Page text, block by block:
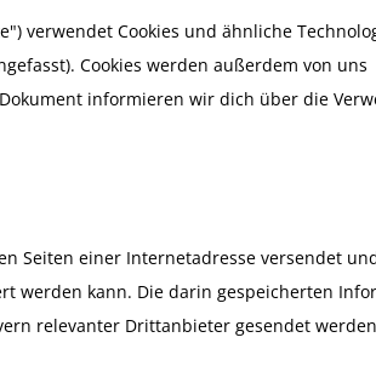
verwendet Cookies und ähnliche
Cookies werden außerdem von uns
informieren wir dich über die
Seiten einer Internetadresse versendet
werden kann. Die darin gespeicherten
relevanter Drittanbieter gesendet